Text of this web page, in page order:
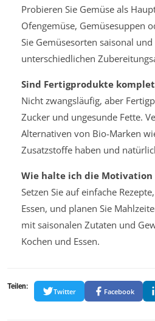
Probieren Sie Gemüse als
Ofengemüse, Gemüsesuppen
Sie Gemüsesorten saisonal
unterschiedlichen
Sind Fertigprodukte
Nicht zwangsläufig, aber
Zucker und ungesunde Fette.
Alternativen von Bio-Marken
Zusatzstoffe haben und
Wie halte ich die Motivation
Setzen Sie auf einfache
Essen, und planen Sie
mit saisonalen Zutaten und
Kochen und Essen.
Teilen:
Twitter Facebook